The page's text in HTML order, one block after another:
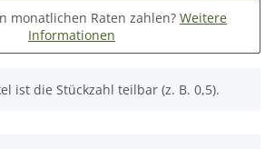
monatlichen Raten zahlen? Weitere
Informationen
ist die Stückzahl teilbar (z. B. 0,5).